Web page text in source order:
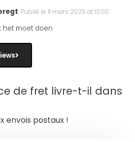
Publié le 11 mars 2025 at 10:00
het moet doen
de fret livre-t-il dans
envois postaux !